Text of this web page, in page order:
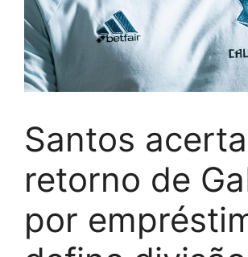
Santos acerta
retorno de
por